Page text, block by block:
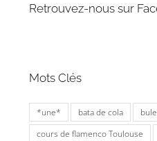
Retrouvez-nous sur
Mots Clés
*une* bata de cola
cours de flamenco Toulouse